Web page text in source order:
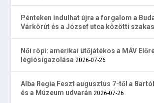
Pénteken indulhat újra a forgalom a
Várkörút és a József utca közötti
Női röpi: amerikai ütőjátékos a MÁV
légiósigazolása 2026-07-26
Alba Regia Feszt augusztus 7-től a
és a Múzeum udvarán 2026-07-26